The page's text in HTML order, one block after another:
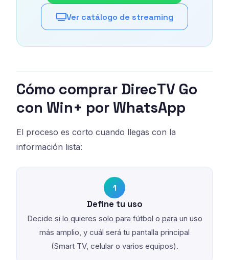
Ver catálogo de streaming
Cómo comprar DirecTV Go
con Win+ por WhatsApp
El proceso es corto cuando llegas con la
información lista:
1
Define tu uso
Decide si lo quieres solo para fútbol o para un uso
más amplio, y cuál será tu pantalla principal
(Smart TV, celular o varios equipos).